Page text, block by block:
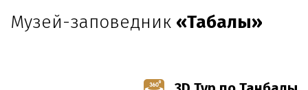
Музей-заповедник «Таңбалы»